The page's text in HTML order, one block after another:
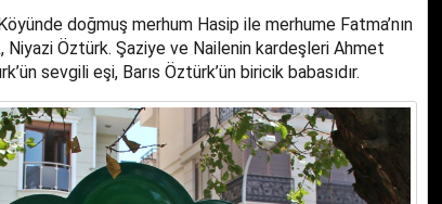
doğmuş merhum Hasip ile merhume Fatma’nın
Öztürk. Şaziye ve Nailenin kardeşleri Ahmet
sevgili eşi, Barıs Öztürk’ün biricik babasıdır.